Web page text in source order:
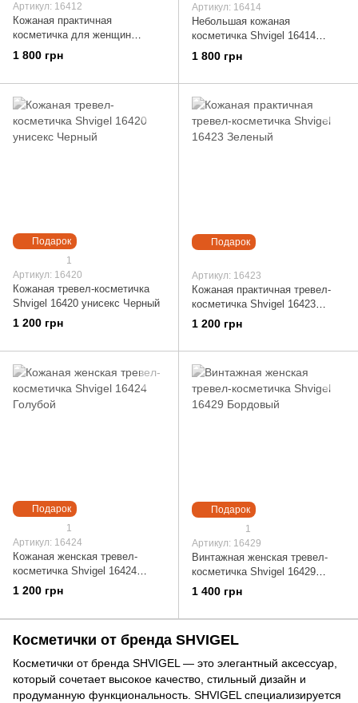
Артикул: 16412
Кожаная практичная
косметичка для женщин
Shvigel 16412 Бордовый
1 800 грн
Артикул: 16414
Небольшая кожаная
косметичка Shvigel 16414
Коричневый
1 800 грн
Подарок
1
Артикул: 16420
Кожаная тревел-косметичка
Shvigel 16420 унисекс Черный
1 200 грн
Подарок
Артикул: 16423
Кожаная практичная тревел-
косметичка Shvigel 16423
Зеленый
1 200 грн
Подарок
1
Артикул: 16424
Кожаная женская тревел-
косметичка Shvigel 16424
Голубой
1 200 грн
Подарок
1
Артикул: 16429
Винтажная женская тревел-
косметичка Shvigel 16429
Бордовый
1 400 грн
Косметички от бренда SHVIGEL
Косметички от бренда SHVIGEL — это элегантный аксессуар,
который сочетает высокое качество, стильный дизайн и
продуманную функциональность. SHVIGEL специализируется